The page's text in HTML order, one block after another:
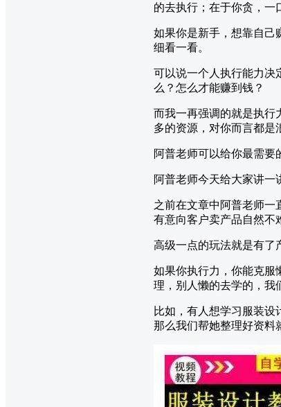
的去执行；在于你贪，一
如果你是新手，想靠自己
细看一看。
可以说一个人执行能力决
么？怎么才能赚到钱？
而我一再强调的就是执行
多的资源，对你而言都是
阿普老师可以给你最需要
阿普老师今天给大家讲一
之前在文章中阿普老师一
有意向客户卖产品自然不
高级一点的玩法就是有了
如果你执行力，你能克服
理，别人懒的去学的，我
比如，有人想学习服装设
那么我们帮她整理好资料